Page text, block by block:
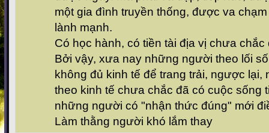
một gia đình truyền thống, được va
lành mạnh.
Có học hành, có tiền tài địa vị chưa chắc
Bởi vậy, xưa nay những người theo lối
không đủ kinh tế để trang trải, ngược
theo kinh tế chưa chắc đã có cuộc sống
những người có "nhận thức đúng" mới
Làm thằng người khó lắm thay